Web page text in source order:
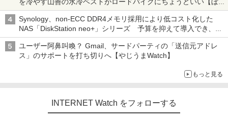
を冷やす山善の水冷ベストがロードバイクにちょうどいい【ぼっ
ち・ざ・ろーど！その14】【空いた時間でなにしてる？】
Synology、non-ECC DDR4メモリ採用により低コスト化した
NAS「DiskStation neo+」シリーズ 予算を抑えて導入でき、
ECCメモリへのアップグレードも可能
ユーザー阿鼻叫喚？ Gmail、サードパーティの「送信元アドレ
ス」のサポートを打ち切りへ【やじうまWatch】
もっと見る
INTERNET Watch をフォローする